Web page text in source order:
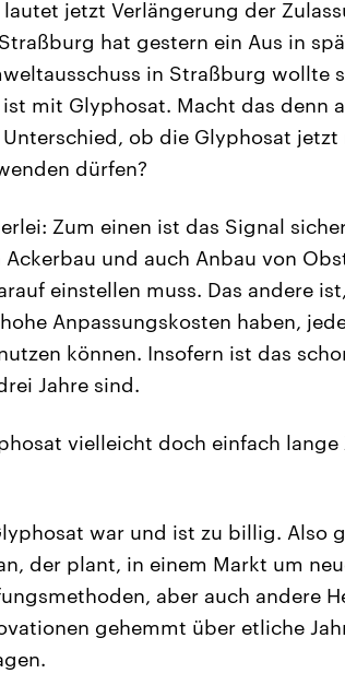
jetzt Verlängerung der
hat gestern ein Aus in
in Straßburg wollte
mit Glyphosat. Macht das denn
ob die Glyphosat
dürfen?
Zum einen ist das Signal
und auch Anbau von
einstellen muss. Das andere
Anpassungskosten haben,
können. Insofern ist das
Jahre sind.
vielleicht doch einfach
war und ist zu billig. Also
der plant, in einem Markt um
aber auch andere
gehemmt über etliche